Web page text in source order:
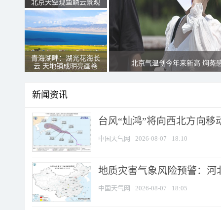
北京天空现鱼鳞云景观
青海湖畔：湖光花海长
云 天地铺成明亮画卷
北京气温创今年来新高 焖蒸
新闻资讯
台风“灿鸿”将向西北方向移
中国天气网 2026-08-07 18:10
地质灾害气象风险预警：河
中国天气网 2026-08-07 18:05